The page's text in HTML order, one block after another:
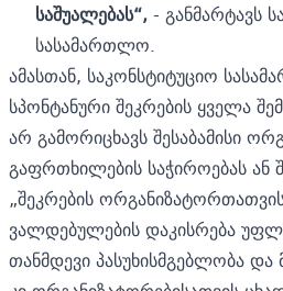
საშუალებას“,- განმარტავს
სასამართლო.
ამასთან, საკონსტიტუციო
სპონტანური შეკრების ყველა
არ გამორიცხავს შესაბამისი
გაფრთხილების საჭიროებას ან
„შეკრების
ვალდებულების დაკისრება
თანმდევი პასუხისმგებლობა